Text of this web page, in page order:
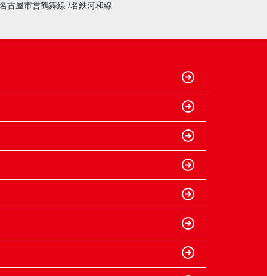
古屋市営鶴舞線 名鉄河和線